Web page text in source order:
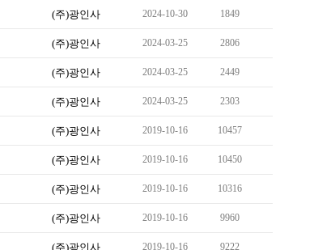
(주)광인사 2024-10-30 1849
(주)광인사 2024-03-25 2806
(주)광인사 2024-03-25 2449
(주)광인사 2024-03-25 2303
(주)광인사 2019-10-16 10457
(주)광인사 2019-10-16 10450
(주)광인사 2019-10-16 10316
(주)광인사 2019-10-16 9960
(주)광인사 2019-10-16 9222